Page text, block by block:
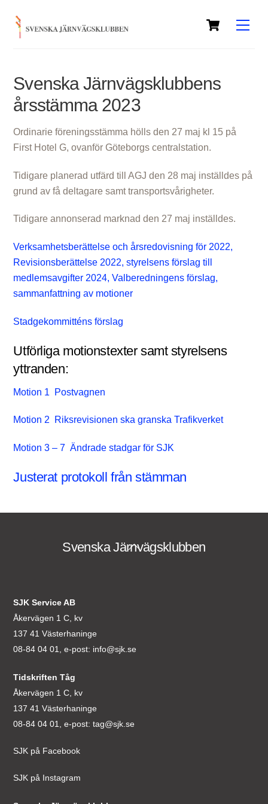
content
Cart
Svenska Järnvägsklubbens
årsstämma 2023
Ordinarie föreningsstämma hölls den 27 maj kl 15 på
First Hotel G, ovanför Göteborgs centralstation.
Tidigare planerad utfärd till AGJ den 28 maj inställdes på
grund av få deltagare samt transportsvårigheter.
Tidigare annonserad marknad den 27 maj inställdes.
Verksamhetsberättelse och årsredovisning för 2022,
Revisionsberättelse 2022, styrelsens förslag till
medlemsavgifter 2024, Valberedningens förslag,
sammanfattning av motioner
Stadgekommitténs förslag
Utförliga motionstexter samt styrelsens
yttranden:
Motion 1 Postvagnen
Motion 2 Riksrevisionen ska granska Trafikverket
Motion 3 – 7 Ändrade stadgar för SJK
Justerat protokoll från stämman
Back
Svenska Järnvägsklubben
SJK Service AB
Åkervägen 1 C, kv
137 41 Västerhaninge
08-84 04 01, e-post: info@sjk.se
Tidskriften Tåg
Åkervägen 1 C, kv
137 41 Västerhaninge
08-84 04 01, e-post:tag@sjk.se
SJK på Facebook
SJK på Instagram